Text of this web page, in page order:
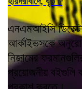
এনএমআইসি
আর্কাইভসকে
নিজামের
প্রয়োজনীয় বইগুলি